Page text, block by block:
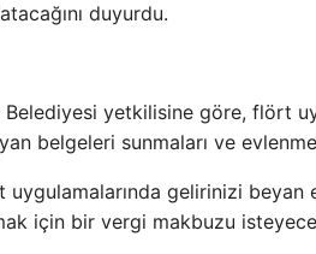
duyurdu.
yetkilisine göre, flört
belgeleri sunmaları ve
gelirinizi beyan
için bir vergi makbuzu